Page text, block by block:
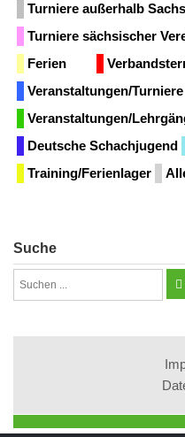
Turniere außerhalb
Turniere sächsischer
Ferien
Veranstaltungen/
Veranstaltungen/
Deutsche Schachjugend
Training/Ferienlager
Suche